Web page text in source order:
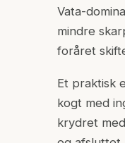
Vata-
mindre
foråret
Et praktisk
kogt med
krydret